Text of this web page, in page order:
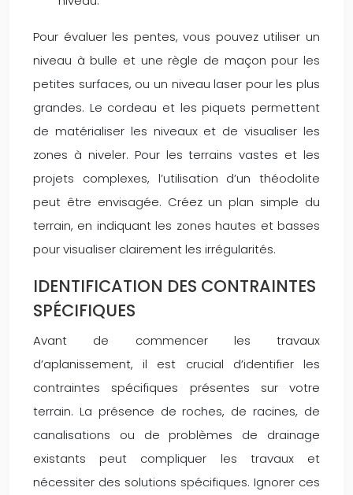
Pour évaluer les pentes, vous pouvez utiliser un
niveau à bulle et une règle de maçon pour les
petites surfaces, ou un niveau laser pour les plus
grandes. Le cordeau et les piquets permettent
de matérialiser les niveaux et de visualiser les
zones à niveler. Pour les terrains vastes et les
projets complexes, l’utilisation d’un théodolite
peut être envisagée. Créez un plan simple du
terrain, en indiquant les zones hautes et basses
pour visualiser clairement les irrégularités.
IDENTIFICATION DES CONTRAINTES
SPÉCIFIQUES
Avant de commencer les travaux
d’aplanissement, il est crucial d’identifier les
contraintes spécifiques présentes sur votre
terrain. La présence de roches, de racines, de
canalisations ou de problèmes de drainage
existants peut compliquer les travaux et
nécessiter des solutions spécifiques. Ignorer ces